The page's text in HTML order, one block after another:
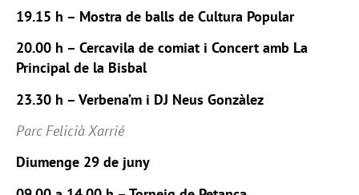
19.15 h – Mostra de balls de Cultura Popular
20.00 h – Cercavila de comiat i Concert amb La
Principal de la Bisbal
23.30 h – Verbena’m i DJ Neus Gonzàlez
Parc Felicià Xarrié
Diumenge 29 de juny